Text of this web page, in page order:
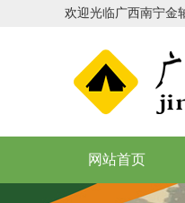
欢迎光临广西南宁金
网站首页